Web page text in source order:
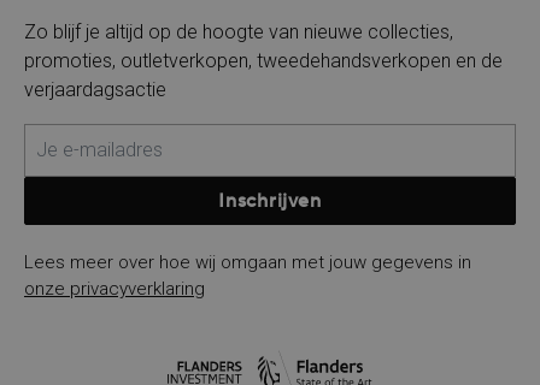
Zo blijf je altijd op de hoogte van nieuwe collecties,
promoties, outletverkopen, tweedehandsverkopen en de
verjaardagsactie
Inschrijven
Lees meer over hoe wij omgaan met jouw gegevens in
onze privacyverklaring